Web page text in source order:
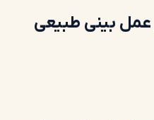
عمل بینی طبیعی